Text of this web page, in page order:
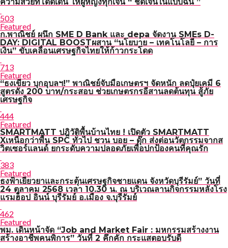
503
Featured
ก.พาณิชย์ ผนึก SME D Bank และ depa จัดงาน SMEs D-
DAY: DIGITAL BOOSTผสาน “นโยบาย – เทคโนโลยี – การ
เงิน” ขับเคลื่อนเศรษฐกิจไทยให้ก้าวกระโดด
713
Featured
“ธงเขียว บุกอุบลฯ!” พาณิชย์จับมือเกษตรฯ จัดหนัก ลดปุ๋ยเคมี 6
สูตรดัง 200 บาท/กระสอบ ช่วยเกษตรกรอีสานลดต้นทุน สู้ภัย
เศรษฐกิจ
444
Featured
SMARTMATT ปฎิวัติพื้นบ้านไทย ! เปิดตัว SMARTMATT
Xเหนือกว่าพื้น SPC ทั่วไป ชวน บอย – ดุ๊ก ส่งต่อนวัตกรรมจากส
วิตเซอร์แลนด์ ยกระดับความปลอดภัยเพื่อปกป้องคนที่คุณรัก
383
Featured
ธงฟ้าเยียวยาและกระตุ้นเศรษฐกิจชายแดน จังหวัดบุรีรัมย์” วันที่
24 ตุลาคม 2568 เวลา 10.30 น. ณ บริเวณลานกิจกรรมหลังโรง
แรมฮ็อป อินน์ บุรีรัมย์ อ.เมือง จ.บุรีรัมย์
462
Featured
พม. เดินหน้าจัด “Job and Market Fair : มหกรรมสร้างงาน
สร้างอาชีพคนพิการ” วันที่ 2 คึกคัก กระแสตอบรับดี